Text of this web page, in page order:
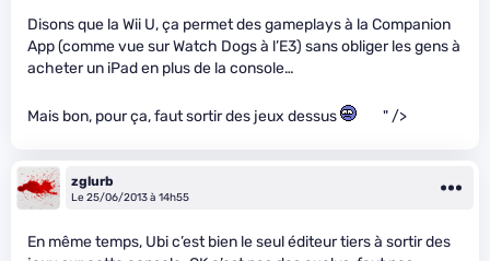
Disons que la Wii U, ça permet des gameplays à la Companion
App (comme vue sur Watch Dogs à l’E3) sans obliger les gens à
acheter un iPad en plus de la console…
Mais bon, pour ça, faut sortir des jeux dessus " />
zglurb
Le 25/06/2013 à 14h55
En même temps, Ubi c’est bien le seul éditeur tiers à sortir des